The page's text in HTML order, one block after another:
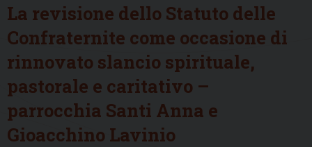
La revisione dello Statuto delle
Confraternite come occasione di
rinnovato slancio spirituale,
pastorale e caritativo –
parrocchia Santi Anna e
Gioacchino Lavinio